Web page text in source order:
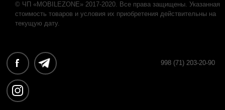
© ЧП «MOBILEZONE» 2017-2020. Все права защищены. Указанная
стоимость товаров и условия их приобретения действительны на
текущую дату.
998 (71) 203-20-90